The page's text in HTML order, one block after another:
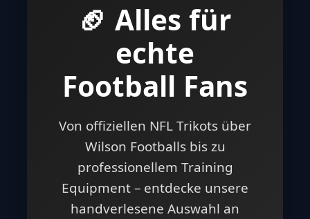
🏈 Alles für
echte
Football Fans
Von offiziellen NFL Trikots über
Wilson Footballs bis zu
professionellem Training
Equipment – entdecke unsere
handverlesene Auswahl an